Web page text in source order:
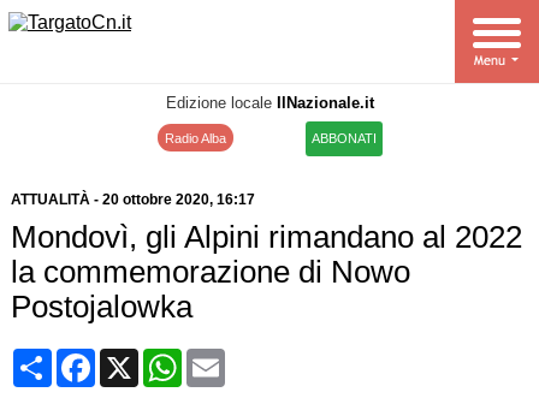
Edizione locale IlNazionale.it
Radio Alba ABBONATI
ATTUALITÀ- 20 ottobre 2020, 16:17
Mondovì, gli Alpini rimandano al 2022
la commemorazione di Nowo
Postojalowka
CondividiFacebook
X WhatsApp
Email